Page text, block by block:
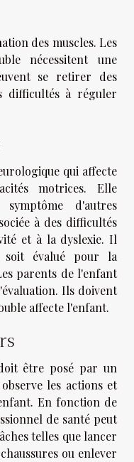
des muscles. Les
nécessitent une
se retirer des
difficultés à réguler
qui affecte
motrices. Elle
d'autres
à des difficultés
et à la dyslexie. Il
soit évalué pour la
parents de l'enfant
Ils doivent
affecte l'enfant.
être posé par un
les actions et
En fonction de
de santé peut
telles que lancer
ou enlever